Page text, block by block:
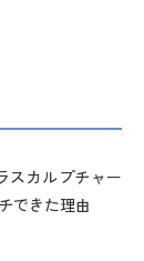
スカルプチャー
できた理由